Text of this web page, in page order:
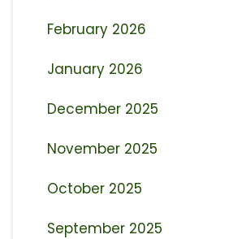
February 2026
January 2026
December 2025
November 2025
October 2025
September 2025